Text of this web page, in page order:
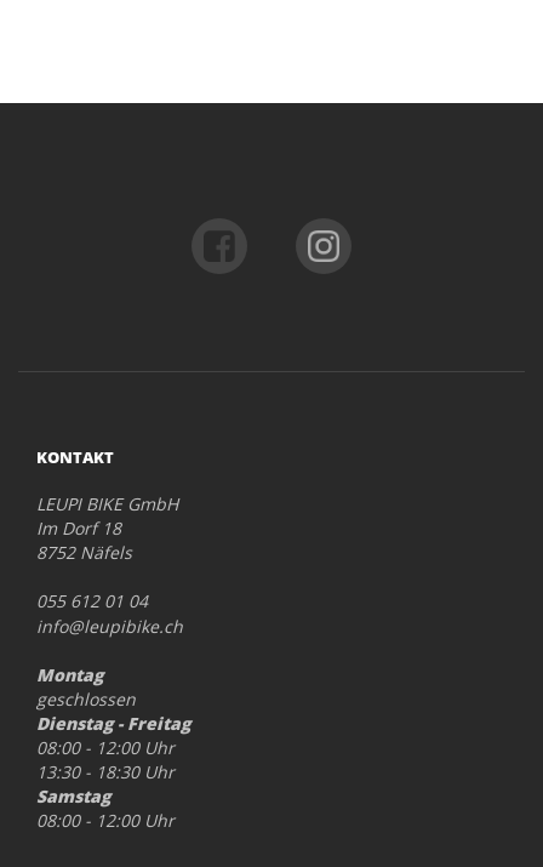
KONTAKT
LEUPI BIKE GmbH
Im Dorf 18
8752 Näfels
055 612 01 04
info@leupibike.ch
Montag
geschlossen
Dienstag - Freitag
08:00 - 12:00 Uhr
13:30 - 18:30 Uhr
Samstag
08:00 - 12:00 Uhr